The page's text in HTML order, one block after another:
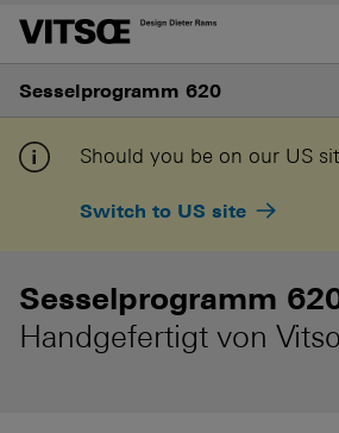
Home
Über Uns
Sesselprogramm 620
In “Mein Vitsœ” einloggen
Kontakt
Sesselprogramm 620
Einführung
Konfigurieren und bestellen
Should you be on our US
Switch to US site
Sesselprogramm
Handgefertigt von